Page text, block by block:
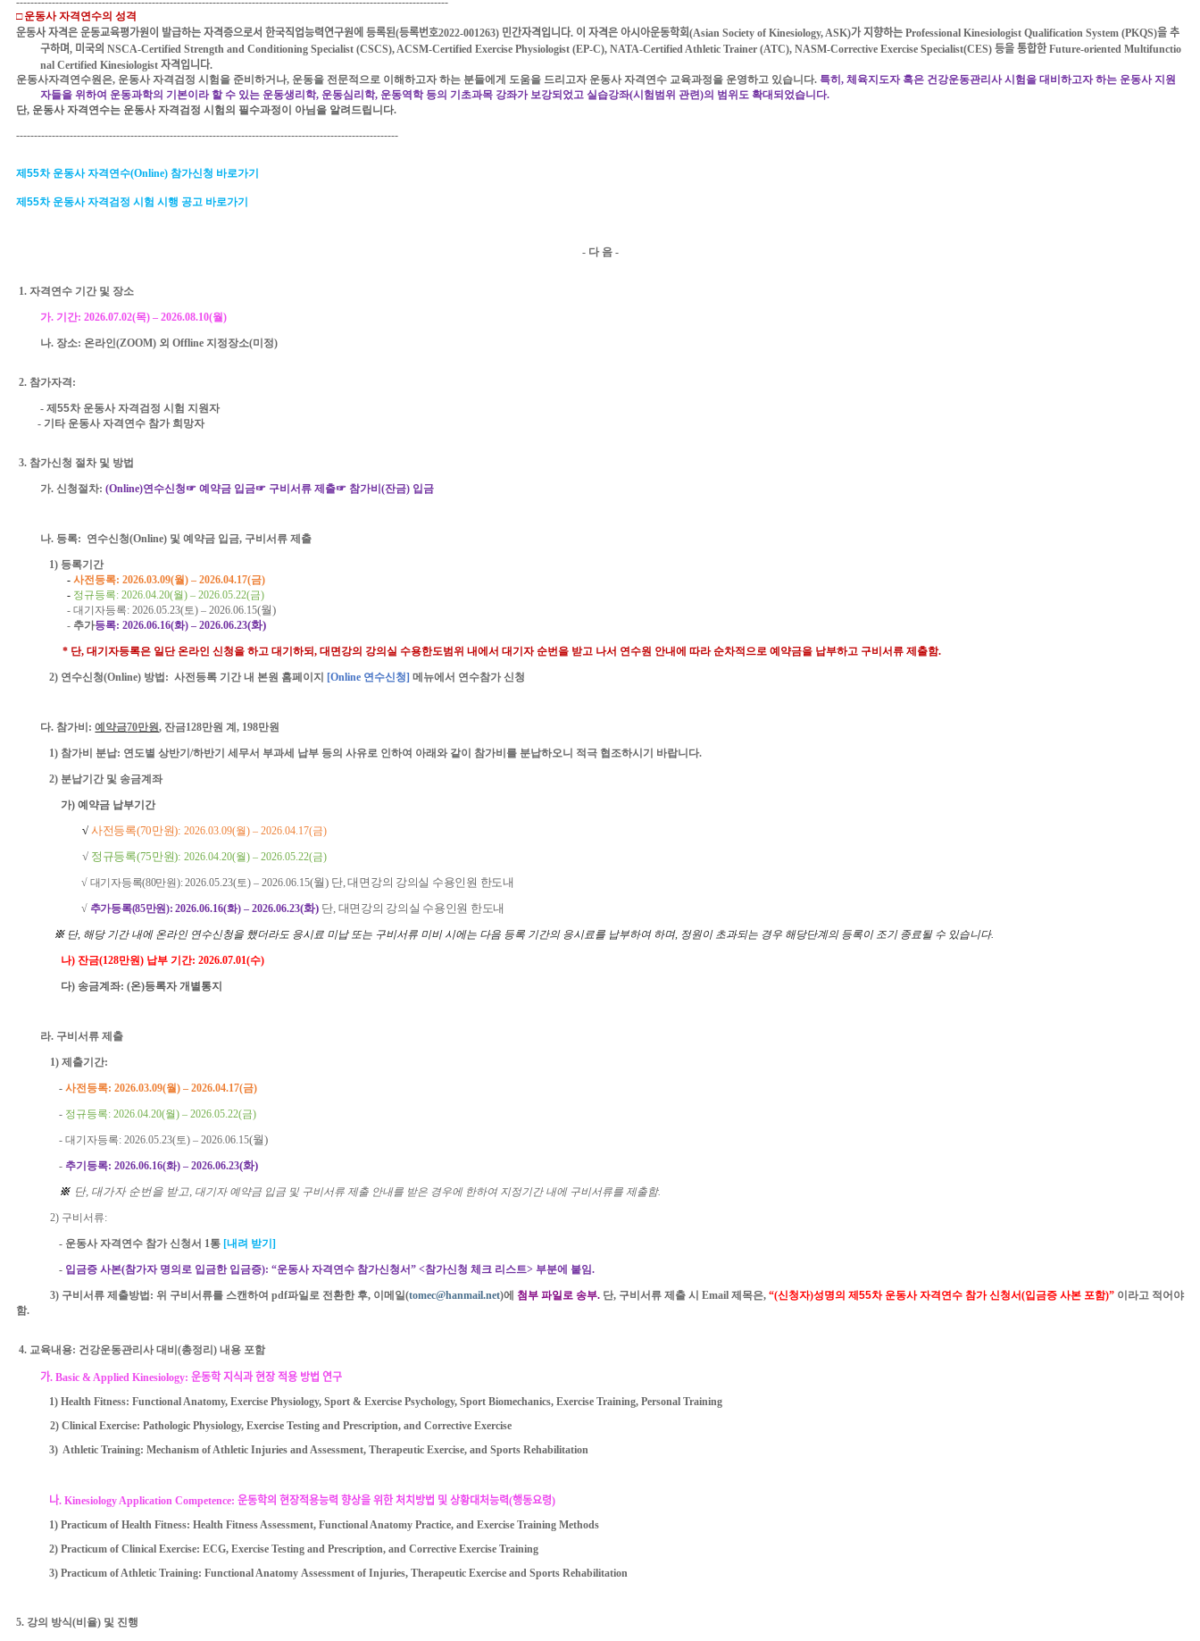
□운동사 자격연수의 성격
운동사 자격은 운동교육평가원이 발급하는 자격증으로서 한국직업능력연구원에 등록된(등록번호2022-001263) 민간자격입니다. 이 자격은 아시아운동학회(Asian Society of Kinesiology, ASK)가 지향하는 Professional Kinesiologist Qualification System (PKQS)을 추
구하며, 미국의 NSCA-Certified Strength and Conditioning Specialist (CSCS), ACSM-Certified Exercise Physiologist (EP-C), NATA-Certified Athletic Trainer (ATC), NASM-Corrective Exercise Specialist(CES) 등을 통합한Future-oriented Multifunctio
nal Certified Kinesiologist 자격입니다.
운동사자격연수원은, 운동사 자격검정 시험을 준비하거나, 운동을 전문적으로 이해하고자 하는 분들에게 도움을 드리고자 운동사 자격연수 교육과정을 운영하고 있습니다. 특히 , 체육지도자 혹은 건강운동관리사 시험을 대비하고자 하는 운동사 지원
자들을 위하여 운동과학의 기본이라 할 수 있는 운동생리학, 운동심리학, 운동역학 등의 기초과목 강좌가 보강되었고 실습강좌(시험범위 관련)의 범위도 확대되었습니다.
단, 운동사 자격연수는 운동사 자격검정 시험의 필수과정이 아님을 알려드립니다.
-----------------------------------------------------------------------------------------------------------
제 55차 운동사 자격연수(Online) 참가신청 바로가기
제 55차 운동사 자격검정 시험 시행 공고 바로가기
- 다 음-
1. 자격연수 기간 및 장소
가.기간: 2026.07.02(목)– 2026.08.10(월)
나. 장소: 온라인(ZOOM) 외 Offline지정장소(미정)
2. 참가자격 :
-제55차 운동사 자격검정 시험 지원자
-기타 운동사 자격연수 참가 희망자
3. 참가신청 절차 및 방법
가.신청절차: (Online)연수신청☞ 예약금 입금☞ 구비서류 제출☞ 참가비(잔금) 입금
나. 등록: 연수신청(Online) 및 예약금 입금, 구비서류 제출
1) 등록기간
- 사전등록: 2026.03.09(월) –2026.04.17(금)
- 정규등록: 2026.04.20(월) –2026.05.22(금)
- 대기자등록: 2026.05.23(토) – 2026.06.15(월)
- 추가등록: 2026.06.16(화) – 2026.06.23(화)
* 단, 대기자등록은 일단 온라인 신청을 하고 대기하되 , 대면강의 강의실 수용한도범위 내에서 대기자 순번을 받고 나서 연수원 안내에 따라 순차적으로 예약금을 납부하고 구비서류 제출함.
2) 연수신청(Online) 방법 : 사전등록 기간 내 본원 홈페이지 [Online 연수신청] 메뉴에서 연수참가 신청
다. 참가비 :예약금70만원, 잔금128만원 계, 198만원
1) 참가비 분납: 연도별 상반기 /하반기 세무서 부과세 납부 등의 사유로 인하여 아래와 같이 참가비를 분납하오니 적극 협조하시기 바랍니다.
2) 분납기간 및 송금계좌
가)예약금 납부기간
√ 사전등록(70만원):2026.03.09(월)– 2026.04.17(금)
√ 정규등록(75만원): 2026.04.20(월) –2026.05.22(금)
√ 대기자등록(80만원):2026.05.23(토)–2026.06.15(월) 단,대면강의 강의실 수용인원 한도내
√ 추가등록(85만원):2026.06.16(화)–2026.06.23(화) 단, 대면강의 강의실 수용인원 한도내
※ 단, 해당 기간 내에 온라인 연수신청을 했더라도 응시료 미납 또는 구비서류 미비 시에는 다음 등록 기간의 응시료를 납부하여 하며, 정원이 초과되는 경우 해당단계의 등록이 조기 종료될 수 있습니다.
나) 잔금(128만원) 납부 기간: 2026.07.01(수)
다) 송금계좌: (온)등록자 개별통지
라. 구비서류 제출
1) 제출기간:
- 사전등록: 2026.03.09(월) – 2026.04.17(금)
- 정규등록: 2026.04.20(월) – 2026.05.22(금)
- 대기자등록: 2026.05.23(토) – 2026.06.15(월)
- 추기 등록: 2026.06.16(화) – 2026.06.23(화)
※ 단, 대가자 순번을 받고, 대기자 예약금 입금 및 구비서류 제출 안내를 받은 경우에 한하여 지정기간 내에 구비서류를 제출함.
2) 구비서류:
- 운동사 자격연수 참가 신청서 1통 [내려 받기 ]
- 입금증 사본(참가자 명의로 입금한 입금증): “운동사 자격연수 참가신청서” <참가신청 체크 리스트> 부분에 붙임.
3) 구비서류 제출방법 : 위 구비서류를 스캔하여 pdf파일로 전환한 후, 이메일(tomec@hanmail.net)에 첨부 파일로 송부. 단, 구비서류 제출 시 Email 제목은, “(신청자)성명의 제55차 운동사 자격연수 참가 신청서(입금증 사본 포함)” 이라고 적어야
함.
4. 교육내용: 건강운동관리사 대비(총정리)내용 포함
가. Basic & Applied Kinesiology:운동학 지식과 현장 적용 방법 연구
1) Health Fitness: Functional Anatomy, Exercise Physiology, Sport & Exercise Psychology, Sport Biomechanics, Exercise Training, Personal Training
2) Clinical Exercise: Pathologic Physiology, Exercise Testing and Prescription, and Corrective Exercise
3) Athletic Training: Mechanism of Athletic Injuries and Assessment, Therapeutic Exercise, and Sports Rehabilitation
나. Kinesiology Application Competence: 운동학의 현장적용능력 향상을 위한 처치방법 및 상황대처능력(행동요령)
1) Practicum of Health Fitness: Health Fitness Assessment, Functional Anatomy Practice, and Exercise Training Methods
2) Practicum of Clinical Exercise: ECG, Exercise Testing and Prescription, and Corrective Exercise Training
3) Practicum of Athletic Training: Functional Anatomy Assessment of Injuries, Therapeutic Exercise and Sports Rehabilitation
5. 강의 방식(비율) 및 진행